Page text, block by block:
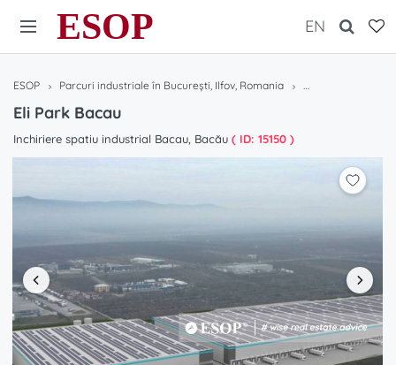
ESOP EN
ESOP Parcuri industriale în București, Ilfov, Romania Eli Park Bacau
Eli Park Bacau
Inchiriere spatiu industrial Bacau, Bacău ( ID: 15150 )